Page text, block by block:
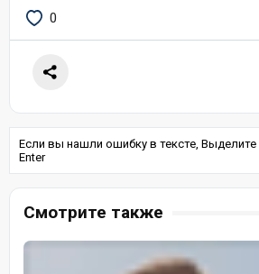
0
Если вы нашли ошибку в тексте, Выделите
Enter
Смотрите также